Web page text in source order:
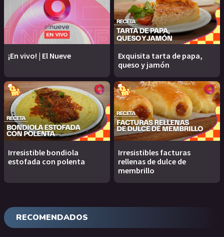
¡En vivo! | El Nueve
Exquisita tarta de papa,
queso y jamón
Irresistible bondiola
estofada con polenta
Irresistibles facturas
rellenas de dulce de
membrillo
RECOMENDADOS